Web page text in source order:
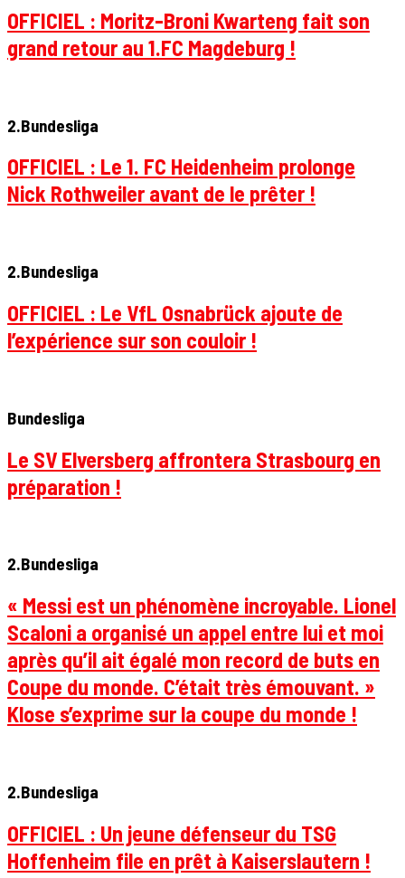
OFFICIEL : Moritz-Broni Kwarteng fait son
grand retour au 1.FC Magdeburg !
2.Bundesliga
OFFICIEL : Le 1. FC Heidenheim prolonge
Nick Rothweiler avant de le prêter !
2.Bundesliga
OFFICIEL : Le VfL Osnabrück ajoute de
l’expérience sur son couloir !
Bundesliga
Le SV Elversberg affrontera Strasbourg en
préparation !
2.Bundesliga
« Messi est un phénomène incroyable. Lionel
Scaloni a organisé un appel entre lui et moi
après qu’il ait égalé mon record de buts en
Coupe du monde. C’était très émouvant. »
Klose s’exprime sur la coupe du monde !
2.Bundesliga
OFFICIEL : Un jeune défenseur du TSG
Hoffenheim file en prêt à Kaiserslautern !